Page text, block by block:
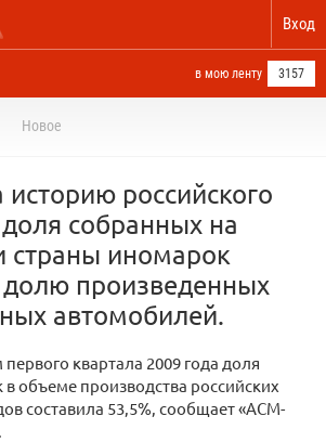
Вход
в мою ленту 3157
Новое
российского
собранных на
страны иномарок
произведенных
автомобилей.
первого квартала 2009 года доля
объеме производства российских
составила 53,5%, сообщает «АСМ-